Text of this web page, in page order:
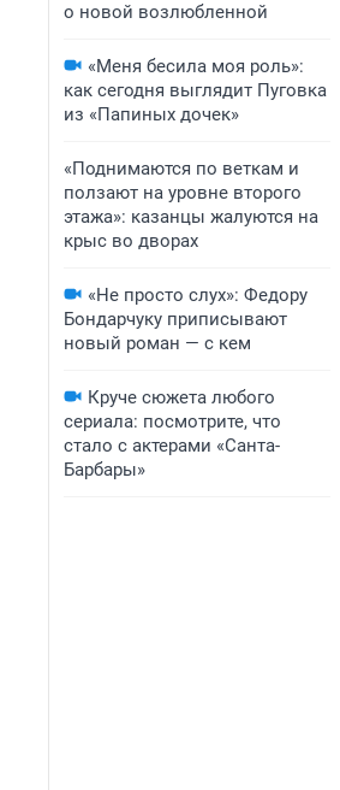
о новой возлюбленной
«Меня бесила моя роль»:
как сегодня выглядит Пуговка
из «Папиных дочек»
«Поднимаются по веткам и
ползают на уровне второго
этажа»: казанцы жалуются на
крыс во дворах
«Не просто слух»: Федору
Бондарчуку приписывают
новый роман — с кем
Круче сюжета любого
сериала: посмотрите, что
стало с актерами «Санта-
Барбары»